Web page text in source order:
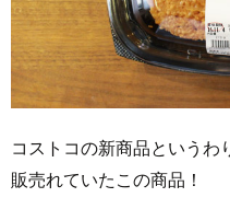
コストコの新商品というわ
販売れていたこの商品！